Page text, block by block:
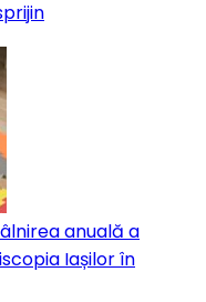
anuală a
Iașilor în